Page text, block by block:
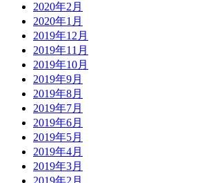
2020年2月
2020年1月
2019年12月
2019年11月
2019年10月
2019年9月
2019年8月
2019年7月
2019年6月
2019年5月
2019年4月
2019年3月